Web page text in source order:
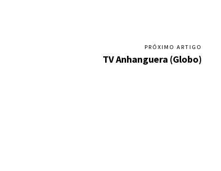
PRÓXIMO ARTIGO
TV Anhanguera (Globo)